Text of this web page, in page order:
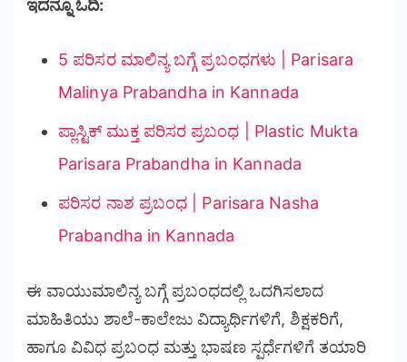
ಇದನ್ನೂ ಓದಿ:
5 ಪರಿಸರ ಮಾಲಿನ್ಯ ಬಗ್ಗೆ ಪ್ರಬಂಧಗಳು | Parisara
Malinya Prabandha in Kannada
ಪ್ಲಾಸ್ಟಿಕ್ ಮುಕ್ತ ಪರಿಸರ ಪ್ರಬಂಧ | Plastic Mukta
Parisara Prabandha in Kannada
ಪರಿಸರ ನಾಶ ಪ್ರಬಂಧ | Parisara Nasha
Prabandha in Kannada
ಈ ವಾಯುಮಾಲಿನ್ಯ ಬಗ್ಗೆ ಪ್ರಬಂಧದಲ್ಲಿ ಒದಗಿಸಲಾದ
ಮಾಹಿತಿಯು ಶಾಲೆ-ಕಾಲೇಜು ವಿದ್ಯಾರ್ಥಿಗಳಿಗೆ, ಶಿಕ್ಷಕರಿಗೆ,
ಹಾಗೂ ವಿವಿಧ ಪ್ರಬಂಧ ಮತ್ತು ಭಾಷಣ ಸ್ಪರ್ಧೆಗಳಿಗೆ ತಯಾರಿ